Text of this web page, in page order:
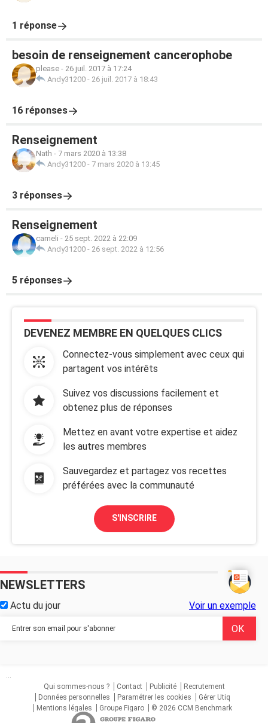
1 réponse
besoin de renseignement cancerophobe
please - 26 juil. 2017 à 17:24
Andy31200 - 26 juil. 2017 à 18:43
16 réponses
Renseignement
Nath - 7 mars 2020 à 13:38
Andy31200 - 7 mars 2020 à 13:45
3 réponses
Renseignement
cameli - 25 sept. 2022 à 22:09
Andy31200 - 26 sept. 2022 à 12:56
5 réponses
DEVENEZ MEMBRE EN QUELQUES CLICS
Connectez-vous simplement avec ceux qui
partagent vos intérêts
Suivez vos discussions facilement et
obtenez plus de réponses
Mettez en avant votre expertise et aidez
les autres membres
Sauvegardez et partagez vos recettes
préférées avec la communauté
S'INSCRIRE
NEWSLETTERS
Actu du jour Voir un exemple
...
Qui sommes-nous ?
Contact Publicité
Recrutement
Données personnelles
Paramétrer les cookies
Gérer Utiq
Mentions légales
Groupe Figaro © 2026 CCM Benchmark